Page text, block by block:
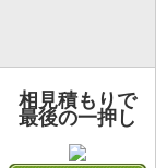
相見積もりで
最後の一押し